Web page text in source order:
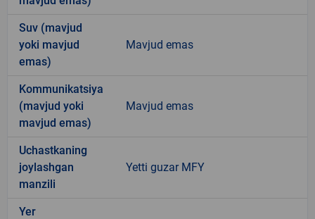
Suv (mavjud
yoki mavjud
emas)
Mavjud emas
Kommunikatsiya
(mavjud yoki
mavjud emas)
Mavjud emas
Uchastkaning
joylashgan
manzili
Yetti guzar MFY
Yer